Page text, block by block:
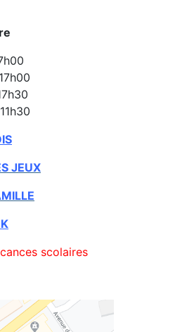
JEUX
scolaires